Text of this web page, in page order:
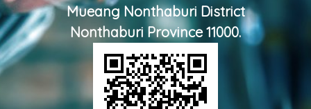
Mueang Nonthaburi District
Nonthaburi Province 11000.